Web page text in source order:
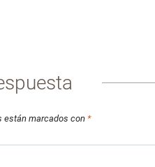
están marcados con *